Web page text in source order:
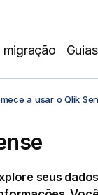
a usar o Qlik
seus